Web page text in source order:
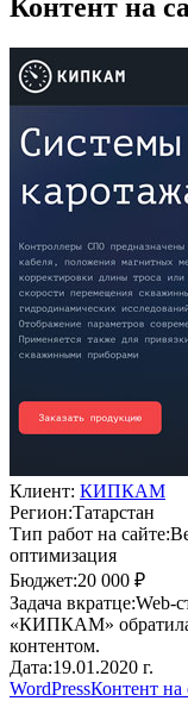
Контент на
Клиент: КИПКАМ
Регион:Татарстан
Тип работ на сайте:
оптимизация
Бюджет:20 000 ₽
Задача вкратце:Web-
«КИПКАМ»
контентом.
Дата:19.01.2020 г.
WordPressКонтент на